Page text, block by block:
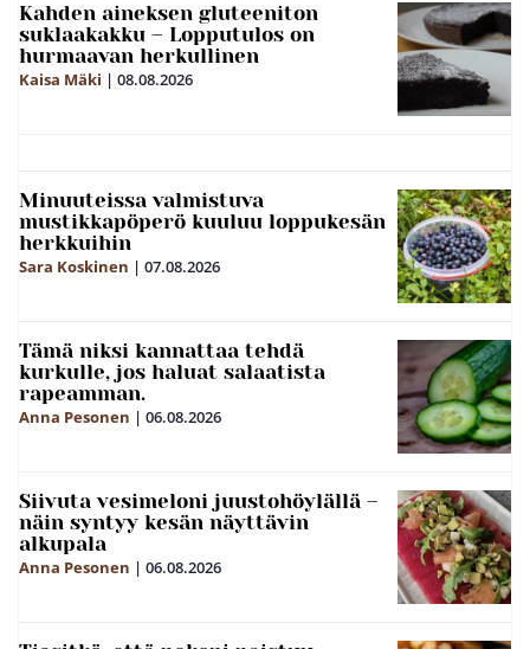
Kahden aineksen gluteeniton
suklaakakku – Lopputulos on
hurmaavan herkullinen
Kaisa Mäki | 08.08.2026
Minuuteissa valmistuva
mustikkapöperö kuuluu loppukesän
herkkuihin
Sara Koskinen | 07.08.2026
Tämä niksi kannattaa tehdä
kurkulle, jos haluat salaatista
rapeamman.
Anna Pesonen | 06.08.2026
Siivuta vesimeloni juustohöylällä –
näin syntyy kesän näyttävin
alkupala
Anna Pesonen | 06.08.2026